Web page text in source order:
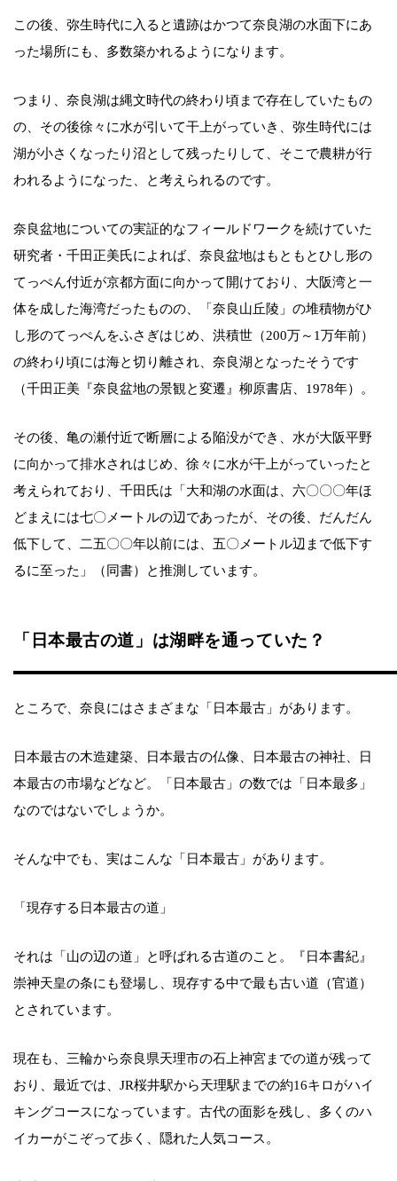
この後、弥生時代に入ると遺跡はかつて奈良湖の水面下にあ
った場所にも、多数築かれるようになります。
つまり、奈良湖は縄文時代の終わり頃まで存在していたもの
の、その後徐々に水が引いて干上がっていき、弥生時代には
湖が小さくなったり沼として残ったりして、そこで農耕が行
われるようになった、と考えられるのです。
奈良盆地についての実証的なフィールドワークを続けていた
研究者・千田正美氏によれば、奈良盆地はもともとひし形の
てっぺん付近が京都方面に向かって開けており、大阪湾と一
体を成した海湾だったものの、「奈良山丘陵」の堆積物がひ
し形のてっぺんをふさぎはじめ、洪積世（200万～1万年前）
の終わり頃には海と切り離され、奈良湖となったそうです
（千田正美『奈良盆地の景観と変遷』柳原書店、1978年）。
その後、亀の瀬付近で断層による陥没ができ、水が大阪平野
に向かって排水されはじめ、徐々に水が干上がっていったと
考えられており、千田氏は「大和湖の水面は、六〇〇〇年ほ
どまえには七〇メートルの辺であったが、その後、だんだん
低下して、二五〇〇年以前には、五〇メートル辺まで低下す
るに至った」（同書）と推測しています。
「日本最古の道」は湖畔を通っていた？
ところで、奈良にはさまざまな「日本最古」があります。
日本最古の木造建築、日本最古の仏像、日本最古の神社、日
本最古の市場などなど。「日本最古」の数では「日本最多」
なのではないでしょうか。
そんな中でも、実はこんな「日本最古」があります。
「現存する日本最古の道」
それは「山の辺の道」と呼ばれる古道のこと。『日本書紀』
崇神天皇の条にも登場し、現存する中で最も古い道（官道）
とされています。
現在も、三輪から奈良県天理市の石上神宮までの道が残って
おり、最近では、JR桜井駅から天理駅までの約16キロがハイ
キングコースになっています。古代の面影を残し、多くのハ
イカーがこぞって歩く、隠れた人気コース。